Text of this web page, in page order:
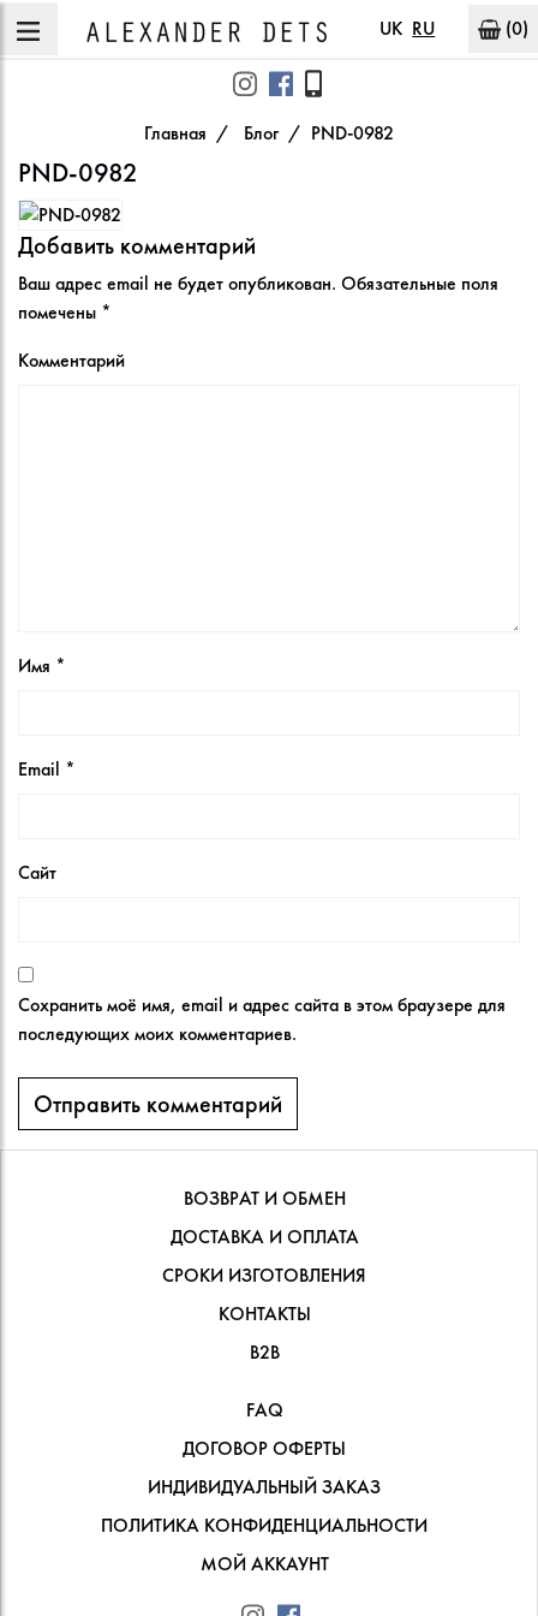
UK RU (0)
Главная Блог PND-0982
PND-0982
Добавить комментарий
Ваш адрес email не будет опубликован. Обязательные поля
помечены *
Комментарий
Имя *
Email *
Сайт
Сохранить моё имя, email и адрес сайта в этом браузере для
последующих моих комментариев.
ВОЗВРАТ И ОБМЕН
ДОСТАВКА И ОПЛАТА
СРОКИ ИЗГОТОВЛЕНИЯ
КОНТАКТЫ
В2В
FAQ
ДОГОВОР ОФЕРТЫ
ИНДИВИДУАЛЬНЫЙ ЗАКАЗ
ПОЛИТИКА КОНФИДЕНЦИАЛЬНОСТИ
МОЙ АККАУНТ